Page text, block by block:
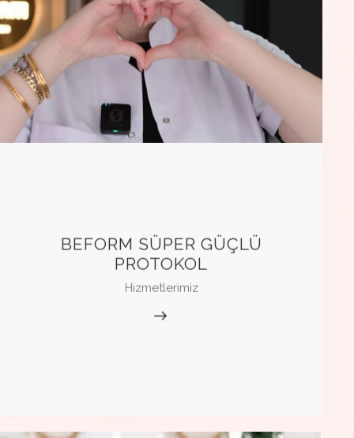
BEFORM SÜPER GÜÇLÜ
PROTOKOL
Hizmetlerimiz